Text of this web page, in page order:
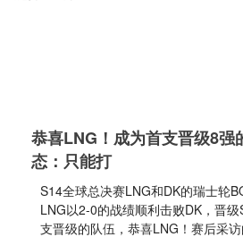
恭喜LNG！成为首支晋级8强
态：只能打
S14全球总决赛LNG和DK的瑞士轮
LNG以2-0的战绩顺利击败DK，晋
支晋级的队伍，恭喜LNG！赛后采